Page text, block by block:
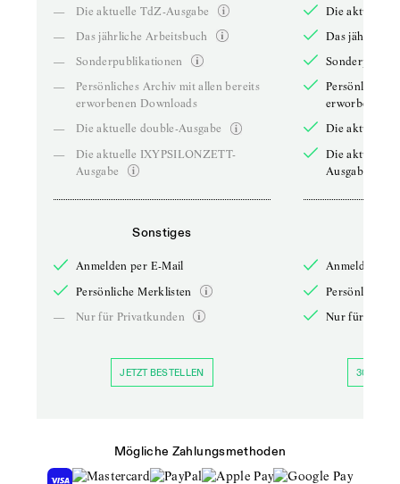
—
Die aktuelle TdZ-Ausgabe
—
Das jährliche Arbeitsbuch
—
Sonderpublikationen
—
Persönliches Archiv mit allen bereits
erworbenen Downloads
—
Die aktuelle double-Ausgabe
—
Die aktuelle IXYPSILONZETT-
Ausgabe
Sonstiges
Anmelden per E-Mail
Persönliche Merklisten
—
Nur für Privatkunden
JETZT BESTELLEN
Die aktuelle
Das jährliche
Persönliches
erworbenen
Die aktuelle
Die aktuelle
Ausgabe
Anmelden
Persönliche
Nur für
30 TAGE
Mögliche Zahlungsmethoden